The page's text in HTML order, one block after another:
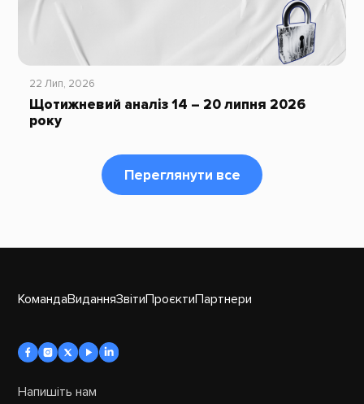
22 Лип, 2026
Щотижневий аналіз 14 – 20 липня 2026
року
Переглянути все
КомандаВиданняЗвітиПроєктиПартнери
Напишіть нам